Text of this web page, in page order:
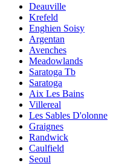
Deauville
Krefeld
Enghien Soisy
Argentan
Avenches
Meadowlands
Saratoga Tb
Saratoga
Aix Les Bains
Villereal
Les Sables D'olonne
Graignes
Randwick
Caulfield
Seoul